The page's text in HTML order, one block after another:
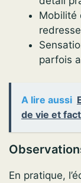
Mobilité
parfois
A lire aussi
de vie et
En pratique,